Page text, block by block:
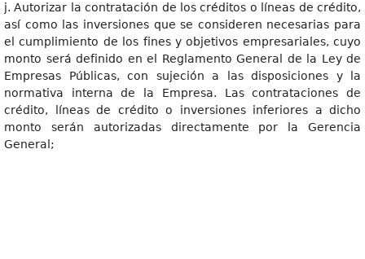
j. Autorizar la contratación de los créditos o líneas de crédito,
así como las inversiones que se consideren necesarias para
el cumplimiento de los fines y objetivos empresariales, cuyo
monto será definido en el Reglamento General de la Ley de
Empresas Públicas, con sujeción a las disposiciones y la
normativa interna de la Empresa. Las contrataciones de
crédito, líneas de crédito o inversiones inferiores a dicho
monto serán autorizadas directamente por la Gerencia
General;